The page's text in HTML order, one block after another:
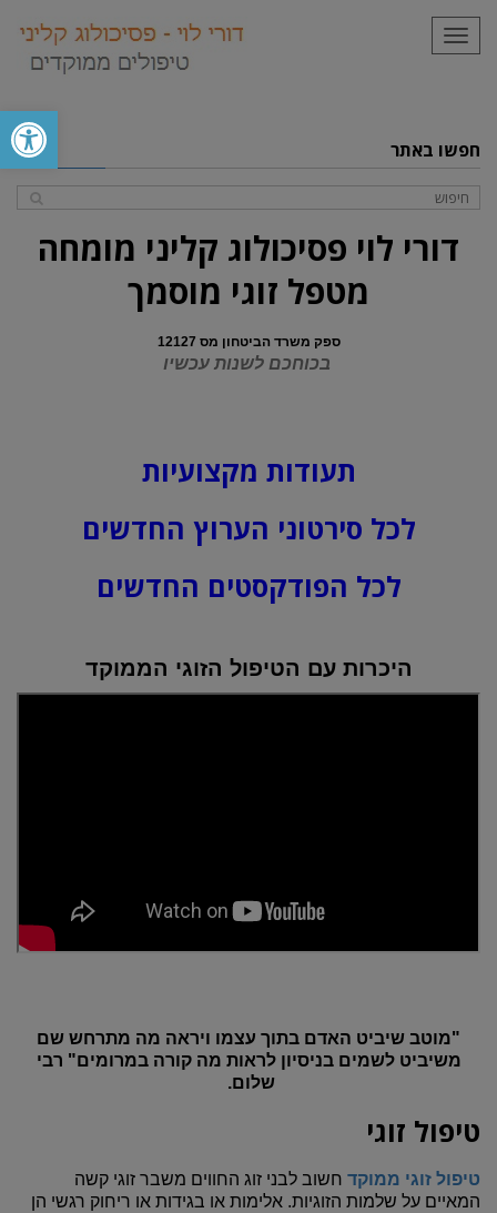
פתח
תפריט
חפשו באתר
דורי לוי פסיכולוג קליני מומחה
מטפל זוגי מוסמך
ספק משרד הביטחון מס 12127
בכוחכם לשנות עכשיו
תעודות מקצועיות
לכל סירטוני הערוץ החדשים
לכל הפודקסטים החדשים
היכרות עם הטיפול הזוגי הממוקד
"מוטב שיביט האדם בתוך עצמו ויראה מה מתרחש שם
משיביט לשמים בניסיון לראות מה קורה במרומים" רבי
שלום.
טיפול זוגי
טיפול זוגי ממוקד חשוב לבני זוג החווים משבר זוגי קשה
המאיים על שלמות הזוגיות. אלימות או בגידות או ריחוק רגשי הן